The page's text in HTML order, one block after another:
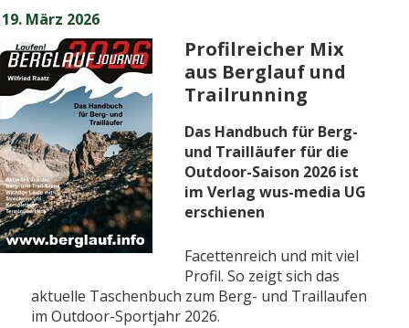
Veröffentlicht
am
19. März 2026
Profilreicher Mix
aus Berglauf und
Trailrunning
Das Handbuch für Berg-
und Trailläufer für die
Outdoor-Saison 2026 ist
im Verlag wus-media UG
erschienen
Facettenreich und mit viel
Profil. So zeigt sich das
aktuelle Taschenbuch zum Berg- und Traillaufen
im Outdoor-Sportjahr 2026.